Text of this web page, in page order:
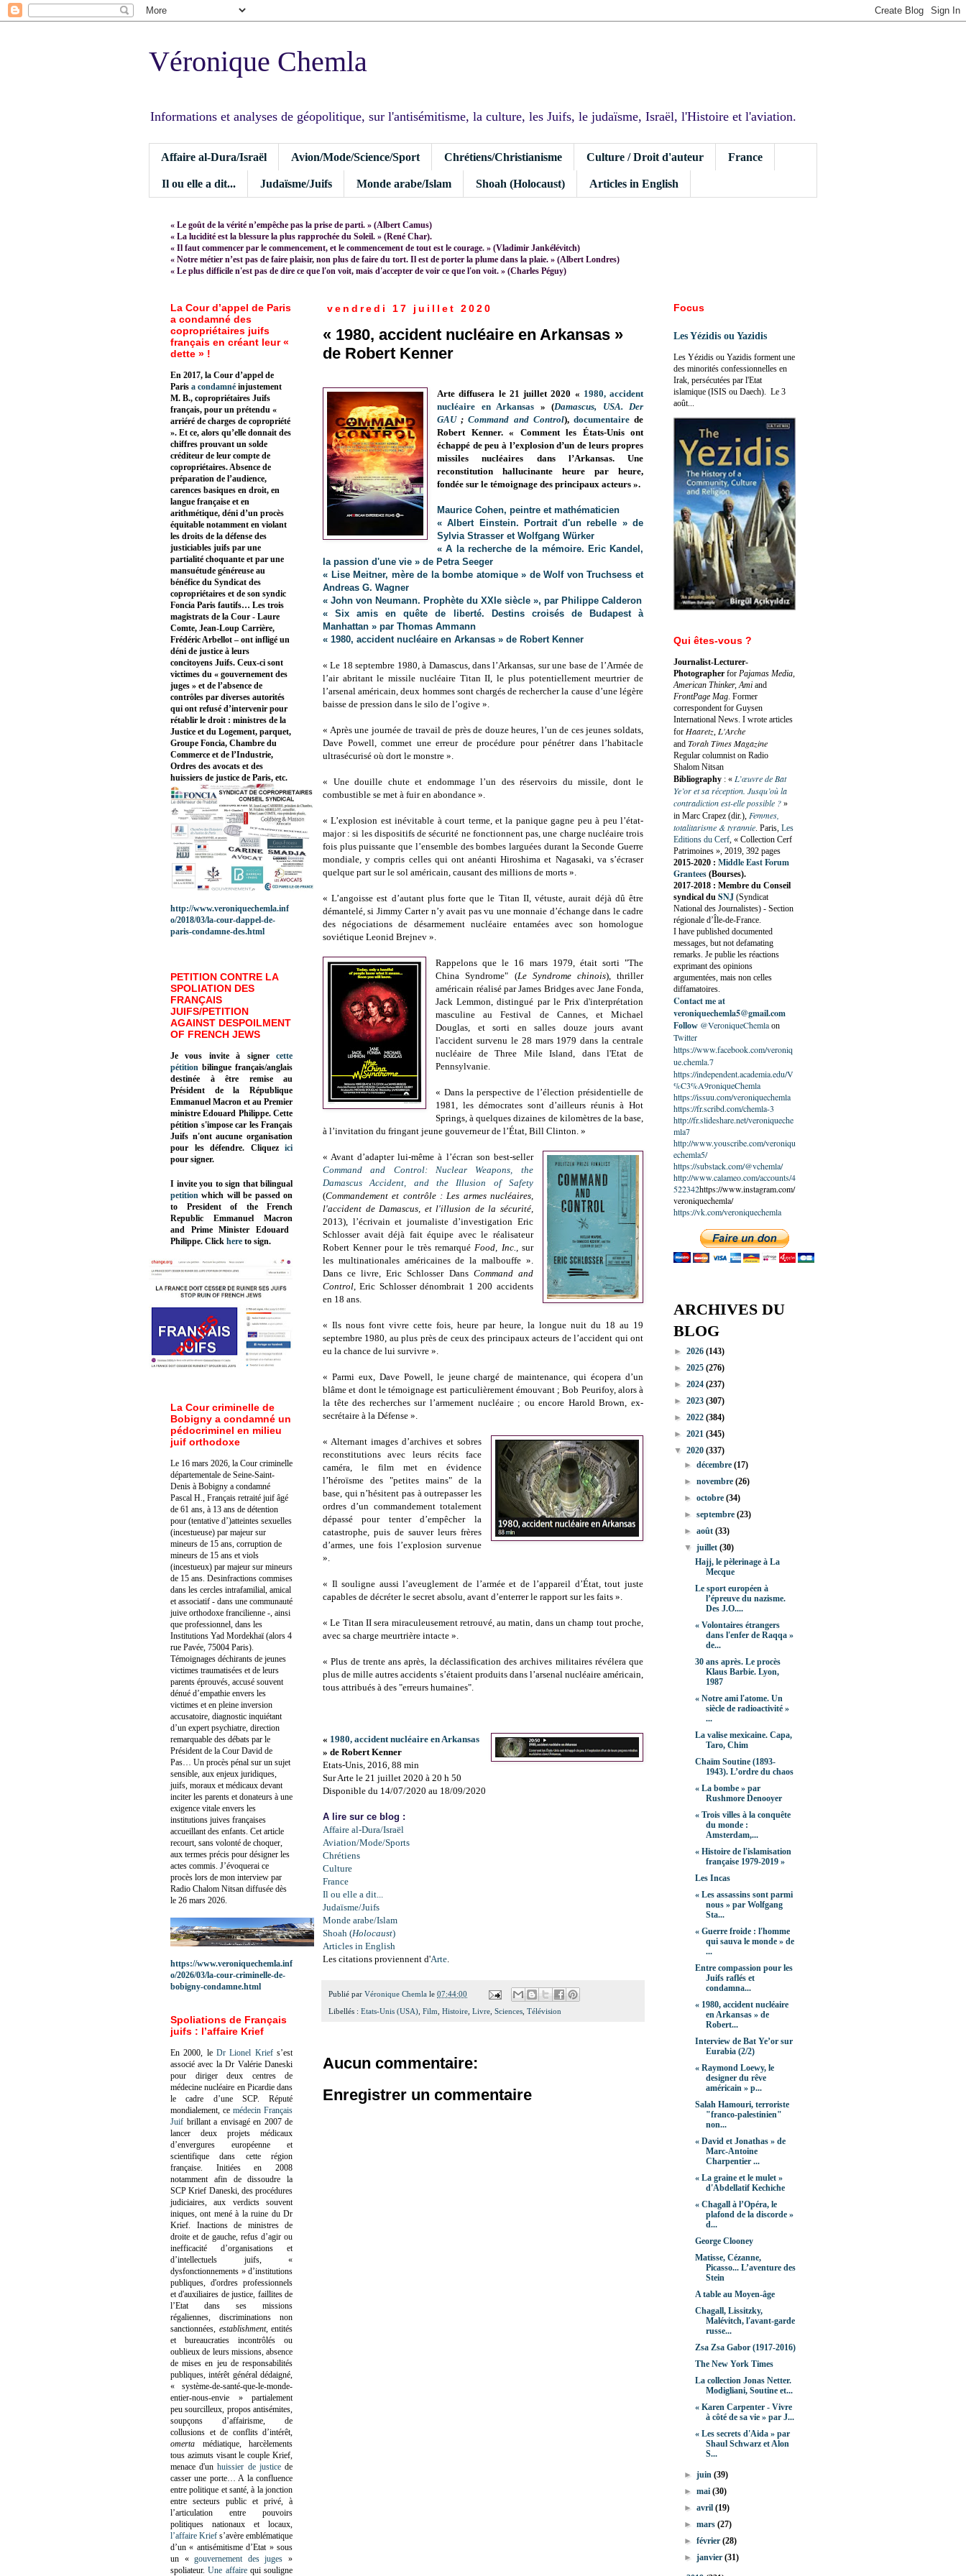
Véronique Chemla
Informations et analyses de géopolitique, sur l'antisémitisme, la culture, les Juifs, le judaïsme, Israël, l'Histoire et l'aviation.
Affaire al-Dura/Israël Avion/Mode/Science/Sport Chrétiens/Christianisme Culture / Droit d'auteur France
Il ou elle a dit... Judaïsme/Juifs Monde arabe/Islam Shoah (Holocaust) Articles in English
« Le goût de la vérité n’empêche pas la prise de parti. » (Albert Camus)
« La lucidité est la blessure la plus rapprochée du Soleil. » (René Char).
« Il faut commencer par le commencement, et le commencement de tout est le courage. » (Vladimir Jankélévitch)
« Notre métier n’est pas de faire plaisir, non plus de faire du tort. Il est de porter la plume dans la plaie. » (Albert Londres)
« Le plus difficile n'est pas de dire ce que l'on voit, mais d'accepter de voir ce que l'on voit. » (Charles Péguy)
vendredi 17 juillet 2020
« 1980, accident nucléaire en Arkansas »
de Robert Kenner
Arte diffusera le 21 juillet 2020 « 1980, accident
nucléaire en Arkansas » (Damascus, USA. Der
GAU;Command and Control), documentairede
Robert Kenner. « Comment les États-Unis ont
échappé de peu à l’explosion d’un de leurs propres
missiles nucléaires dans l’Arkansas. Une
reconstitution hallucinante heure par heure,
fondée sur le témoignage des principaux acteurs ».
Maurice Cohen, peintre et mathématicien
« Albert Einstein. Portrait d'un rebelle » de
Sylvia Strasser et Wolfgang Würker
« A la recherche de la mémoire. Eric Kandel,
la passion d'une vie » de Petra Seeger
« Lise Meitner, mère de la bombe atomique » de Wolf von Truchsess et
Andreas G. Wagner
« John von Neumann. Prophète du XXIe siècle », par Philippe Calderon
« Six amis en quête de liberté. Destins croisés de Budapest à
Manhattan » par Thomas Ammann
« 1980, accident nucléaire en Arkansas » de Robert Kenner
« Le 18 septembre 1980, à Damascus, dans l’Arkansas, sur une base de l’Armée de
l’air abritant le missile nucléaire Titan II, le plus potentiellement meurtrier de
l’arsenal américain, deux hommes sont chargés de rechercher la cause d’une légère
baisse de pression dans le silo de l’ogive ».
« Après une journée de travail de près de douze heures, l’un de ces jeunes soldats,
Dave Powell, commet une erreur de procédure pour pénétrer dans l’habitacle
ultrasécurisé où dort le monstre ».
« Une douille chute et endommage l’un des réservoirs du missile, dont le
combustible se met à fuir en abondance ».
« L’explosion est inévitable à court terme, et la panique gagne peu à peu l’état-
major : si les dispositifs de sécurité ne fonctionnent pas, une charge nucléaire trois
fois plus puissante que l’ensemble des bombes larguées durant la Seconde Guerre
mondiale, y compris celles qui ont anéanti Hiroshima et Nagasaki, va s’écraser
quelque part sur le sol américain, causant des millions de morts ».
« L’angoisse est d’autant plus forte que le Titan II, vétuste, aurait déjà dû être
démantelé, si Jimmy Carter n’y avait pas vu une monnaie d’échange dans le cadre
des négociations de désarmement nucléaire entamées avec son homologue
soviétique Leonid Brejnev ».
Rappelons que le 16 mars 1979, était sorti "The
China Syndrome" (Le Syndrome chinois), thriller
américain réalisé par James Bridges avec Jane Fonda,
Jack Lemmon, distingué par le Prix d'interprétation
masculine au Festival de Cannes, et Michael
Douglas, et sorti en salles douze jours avant
l'accidentsurvenu le 28 mars 1979dans la centrale
nucléaire de Three Mile Island, dans l'Etat de
Pennsylvanie.
« Dans la perspective de l’élection présidentielle de
1981, les démocrates sont d’ailleurs réunis à Hot
Springs, à quelques dizaines de kilomètres de la base,
à l’invitation du fringant jeune gouverneur de l’État, Bill Clinton. »
« Avant d’adapter lui-même à l’écran son best-seller
Command and Control: Nuclear Weapons, the
Damascus Accident, and the Illusion of Safety
(Commandement et contrôle : Les armes nucléaires,
l'accident de Damascus, et l'illusion de la sécurité,
2013), l’écrivain et journaliste d’investigation Eric
Schlosser avait déjà fait équipe avec le réalisateur
Robert Kenner pour le très remarquéFood, Inc.,sur
les multinationales américaines de la malbouffe ».
Dans ce livre, Eric Schlosser Dans Command and
Control, Eric Schlosser dénombrait 1 200 accidents
en 18 ans.
« Ils nous font vivre cette fois, heure par heure, la longue nuit du 18 au 19
septembre 1980, au plus près de ceux des principaux acteurs de l’accident qui ont
eu la chance de lui survivre ».
« Parmi eux, Dave Powell, le jeune chargé de maintenance, qui écopera d’un
blâme et dont le témoignage est particulièrement émouvant ; Bob Peurifoy, alors à
la tête des recherches sur l’armement nucléaire ; ou encore Harold Brown, ex-
secrétaire à la Défense ».
« Alternant images d’archives et sobres
reconstitutions avec leurs récits face
caméra, le film met en évidence
l’héroïsme des "petites mains" de la
base, qui n’hésitent pas à outrepasser les
ordres d’un commandement totalement
dépassé pour tenter d’empêcher la
catastrophe, puis de sauver leurs frères
d’armes, une fois l’explosion survenue
».
« Il souligne aussi l’aveuglement de l’armée et de l’appareil d’État, tout juste
capables de décréter le secret absolu, avant d’enterrer le rapport sur les faits ».
« Le Titan II sera miraculeusement retrouvé, au matin, dans un champ tout proche,
avec sa charge meurtrière intacte ».
« Plus de trente ans après, la déclassification des archives militaires révélera que
plus de mille autres accidents s’étaient produits dans l’arsenal nucléaire américain,
tous attribués à des "erreurs humaines".
« 1980, accident nucléaire en Arkansas
» de Robert Kenner
Etats-Unis, 2016, 88 min
Sur Arte le 21 juillet 2020 à 20 h 50
Disponible du 14/07/2020 au 18/09/2020
A lire sur ce blog :
Affaire al-Dura/Israël
Aviation/Mode/Sports
Chrétiens
Culture
France
Il ou elle a dit...
Judaïsme/Juifs
Monde arabe/Islam
Shoah (Holocaust)
Articles in English
Les citations proviennent d'Arte.
Publié par Véronique Chemla le 07:44:00
Libellés : Etats-Unis (USA), Film, Histoire, Livre, Sciences, Télévision
Aucun commentaire:
Enregistrer un commentaire
La Cour d’appel de Paris
a condamné des
copropriétaires juifs
français en créant leur «
dette » !
En 2017, la Cour d’appel de
Paris a condamné injustement
M. B., copropriétaires Juifs
français, pour un prétendu «
arriéré de charges de copropriété
». Et ce, alors qu’elle donnait des
chiffres prouvant un solde
créditeur de leur compte de
copropriétaires. Absence de
préparation de l’audience,
carences basiques en droit, en
langue française et en
arithmétique, déni d’un procès
équitable notamment en violant
les droits de la défense des
justiciables juifs par une
partialité choquante et par une
mansuétude généreuse au
bénéfice du Syndicat des
copropriétaires et de son syndic
Foncia Paris fautifs… Les trois
magistrats de la Cour - Laure
Comte, Jean-Loup Carrière,
Frédéric Arbellot – ont infligé un
déni de justice à leurs
concitoyens Juifs. Ceux-ci sont
victimes du « gouvernement des
juges » et de l’absence de
contrôles par diverses autorités
qui ont refusé d’intervenir pour
rétablir le droit : ministres de la
Justice et du Logement, parquet,
Groupe Foncia, Chambre du
Commerce et de l’Industrie,
Ordres des avocats et des
huissiers de justice de Paris, etc.
http://www.veroniquechemla.inf
o/2018/03/la-cour-dappel-de-
paris-condamne-des.html
PETITION CONTRE LA
SPOLIATION DES
FRANÇAIS
JUIFS/PETITION
AGAINST DESPOILMENT
OF FRENCH JEWS
Je vous invite à signer cette
pétition bilingue français/anglais
destinée à être remise au
Président de la République
Emmanuel Macron et au Premier
ministre Edouard Philippe. Cette
pétition s'impose car les Français
Juifs n'ont aucune organisation
pour les défendre. Cliquez
ici
pour signer.
I invite you to sign that bilingual
petition which will be passed on
to President of the French
Republic Emmanuel Macron
and Prime Minister Edouard
Philippe. Click here to sign.
La Cour criminelle de
Bobigny a condamné un
pédocriminel en milieu
juif orthodoxe
Le 16 mars 2026, la Cour criminelle
départementale de Seine-Saint-
Denis à Bobigny a condamné
Pascal H., Français retraité juif âgé
de 61 ans, à 13 ans de détention
pour (tentative d’)atteintes sexuelles
(incestueuse) par majeur sur
mineurs de 15 ans, corruption de
mineurs de 15 ans et viols
(incestueux) par majeur sur mineurs
de 15 ans. Desinfractions commises
dans les cercles intrafamilial, amical
et associatif - dans une communauté
juive orthodoxe francilienne -, ainsi
que professionnel, dans les
Institutions Yad Mordekhaï (alors 4
rue Pavée, 75004 Paris).
Témoignages déchirants de jeunes
victimes traumatisées et de leurs
parents éprouvés, accusé souvent
dénué d’empathie envers les
victimes et en pleine inversion
accusatoire, diagnostic inquiétant
d’un expert psychiatre, direction
remarquable des débats par le
Président de la Cour David de
Pas… Un procès pénal sur un sujet
sensible, aux enjeux juridiques,
juifs, moraux et médicaux devant
inciter les parents et donateurs à une
exigence vitale envers les
institutions juives françaises
accueillant des enfants. Cet article
recourt, sans volonté de choquer,
aux termes précis pour désigner les
actes commis. J’évoquerai ce
procès lors de mon interview par
Radio Chalom Nitsan diffusée dès
le 26 mars 2026.
https://www.veroniquechemla.inf
o/2026/03/la-cour-criminelle-de-
bobigny-condamne.html
Spoliations de Français
juifs : l’affaire Krief
En 2000, le Dr Lionel Kriefs’est
associé avec la Dr Valérie Daneski
pour diriger deux centres de
médecine nucléaire en Picardie dans
le cadre d’une SCP. Réputé
mondialement, ce médecin Français
Juif brillant a envisagé en 2007 de
lancer deux projets médicaux
d’envergures européenne et
scientifique dans cette région
française. Initiées en 2008
notamment afin de dissoudre la
SCP Krief Daneski, des procédures
judiciaires, aux verdicts souvent
iniques, ont mené à la ruine du Dr
Krief. Inactions de ministres de
droite et de gauche, refus d’agir ou
inefficacité d’organisations et
d’intellectuels juifs, «
dysfonctionnements » d’institutions
publiques, d'ordres professionnels
et d'auxiliaires de justice, faillites de
l’Etat dans ses missions
régaliennes, discriminations non
sanctionnées, establishment, entités
et bureaucraties incontrôlés ou
oublieux de leurs missions, absence
de mises en jeu de responsabilités
publiques, intérêt général dédaigné,
« système-de-santé-que-le-monde-
entier-nous-envie » partialement
peu sourcilleux, propos antisémites,
soupçons d’affairisme, de
collusions et de conflits d’intérêt,
omerta médiatique, harcèlements
tous azimuts visant le couple Krief,
menace d'unhuissier de justicede
casser une porte… A la confluence
entre politique et santé, à la jonction
entre secteurs public et privé, à
l’articulation entre pouvoirs
politiques nationaux et locaux,
l’affaire Krief s’avère emblématique
d’un « antisémitisme d’Etat » sous
un «gouvernement des juges »
spoliateur.Une affairequi souligne
Focus
Les Yézidis ou Yazidis
Les Yézidis ou Yazidis forment une
des minorités confessionnelles en
Irak, persécutées par l'Etat
islamique (ISIS ou Daech). Le 3
août...
Qui êtes-vous ?
Journalist-Lecturer-
Photographer for Pajamas Media,
American Thinker, Ami and
FrontPage Mag. Former
correspondent for Guysen
International News. I wrote articles
for Haaretz, L'Arche
and Torah Times Magazine
Regular columnist on Radio
Shalom Nitsan
Bibliography : « L’œuvre de Bat
Ye’or et sa réception. Jusqu’où la
contradiction est-elle possible ? »
in Marc Crapez (dir.), Femmes,
totalitarisme & tyrannie. Paris, Les
Editions du Cerf, « Collection Cerf
Patrimoines », 2019, 392 pages
2015-2020 : Middle East Forum
Grantees (Bourses).
2017-2018 : Membre du Conseil
syndical du SNJ (Syndicat
National des Journalistes) - Section
régionale d’Île-de-France.
I have published documented
messages, but not defamating
remarks. Je publie les réactions
exprimant des opinions
argumentées, mais non celles
diffamatoires.
Contact me at
veroniquechemla5@gmail.com
Follow @VeroniqueChemlaon
Twitter
https://www.facebook.com/veroniq
ue.chemla.7
https://independent.academia.edu/V
%C3%A9roniqueChemla
https://issuu.com/veroniquechemla
https://fr.scribd.com/chemla-3
http://fr.slideshare.net/veroniqueche
mla7
http://www.youscribe.com/veroniqu
echemla5/
https://substack.com/@vchemla/
http://www.calameo.com/accounts/4
522342https://www.instagram.com/
veroniquechemla/
https://vk.com/veroniquechemla
ARCHIVES DU
BLOG
► 2026 (143)
► 2025 (276)
► 2024 (237)
► 2023 (307)
► 2022 (384)
► 2021 (345)
▼ 2020 (337)
►décembre(17)
►novembre(26)
►octobre(34)
►septembre(23)
►août(33)
▼juillet(30)
Hajj, le pèlerinage à La
Mecque
Le sport européen à
l’épreuve du nazisme.
Des J.O....
« Volontaires étrangers
dans l'enfer de Raqqa »
de...
30 ans après. Le procès
Klaus Barbie. Lyon,
1987
« Notre ami l'atome. Un
siècle de radioactivité »
...
La valise mexicaine. Capa,
Taro, Chim
Chaïm Soutine (1893-
1943). L’ordre du chaos
« La bombe » par
Rushmore Denooyer
« Trois villes à la conquête
du monde :
Amsterdam,...
« Histoire de l'islamisation
française 1979-2019 »
Les Incas
« Les assassins sont parmi
nous » par Wolfgang
Sta...
« Guerre froide : l'homme
qui sauva le monde » de
...
Entre compassion pour les
Juifs raflés et
condamna...
« 1980, accident nucléaire
en Arkansas » de
Robert...
Interview de Bat Ye’or sur
Eurabia (2/2)
« Raymond Loewy, le
designer du rêve
américain » p...
Salah Hamouri, terroriste
"franco-palestinien"
non...
« David et Jonathas » de
Marc-Antoine
Charpentier ...
« La graine et le mulet »
d'Abdellatif Kechiche
« Chagall à l’Opéra, le
plafond de la discorde »
d...
George Clooney
Matisse, Cézanne,
Picasso... L’aventure des
Stein
A table au Moyen-âge
Chagall, Lissitzky,
Malévitch, l'avant-garde
russe...
Zsa Zsa Gabor (1917-2016)
The New York Times
La collection Jonas Netter.
Modigliani, Soutine et...
« Karen Carpenter - Vivre
à côté de sa vie » par J...
« Les secrets d'Aida » par
Shaul Schwarz et Alon
S...
►juin(39)
►mai(30)
►avril(19)
►mars(27)
►février(28)
►janvier(31)